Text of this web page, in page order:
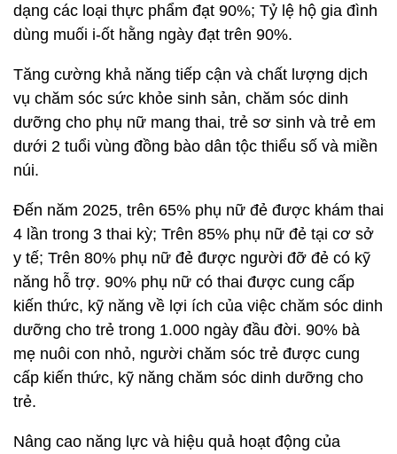
dạng các loại thực phẩm đạt 90%; Tỷ lệ hộ gia đình
dùng muối i-ốt hằng ngày đạt trên 90%.
Tăng cường khả năng tiếp cận và chất lượng dịch
vụ chăm sóc sức khỏe sinh sản, chăm sóc dinh
dưỡng cho phụ nữ mang thai, trẻ sơ sinh và trẻ em
dưới 2 tuổi vùng đồng bào dân tộc thiểu số và miền
núi.
Đến năm 2025, trên 65% phụ nữ đẻ được khám thai
4 lần trong 3 thai kỳ; Trên 85% phụ nữ đẻ tại cơ sở
y tế; Trên 80% phụ nữ đẻ được người đỡ đẻ có kỹ
năng hỗ trợ. 90% phụ nữ có thai được cung cấp
kiến thức, kỹ năng về lợi ích của việc chăm sóc dinh
dưỡng cho trẻ trong 1.000 ngày đầu đời. 90% bà
mẹ nuôi con nhỏ, người chăm sóc trẻ được cung
cấp kiến thức, kỹ năng chăm sóc dinh dưỡng cho
trẻ.
Nâng cao năng lực và hiệu quả hoạt động của